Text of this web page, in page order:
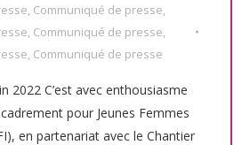
, Communiqué de presse,
, Communiqué de presse,
, Communiqué de presse
2022 C’est avec enthousiasme
pour Jeunes Femmes
en partenariat avec le Chantier